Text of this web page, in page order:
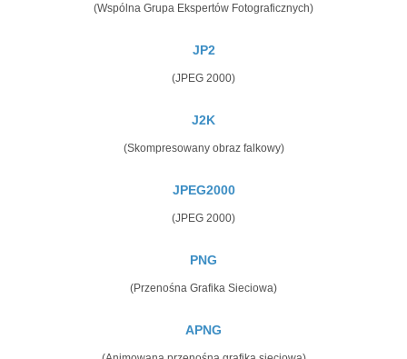
(Wspólna Grupa Ekspertów Fotograficznych)
JP2
(JPEG 2000)
J2K
(Skompresowany obraz falkowy)
JPEG2000
(JPEG 2000)
PNG
(Przenośna Grafika Sieciowa)
APNG